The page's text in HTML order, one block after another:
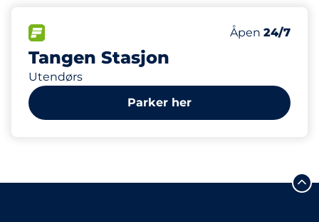
Tangen Stasjon
Utendørs
Antall
104
Lørdag
Åpen 24/7
Parker her